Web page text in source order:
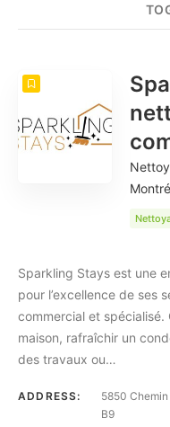
Sparkling Stays est une
pour l’excellence de ses
commercial et
maison, rafraîchir un
des travaux ou…
ADDRESS:
5850
B9